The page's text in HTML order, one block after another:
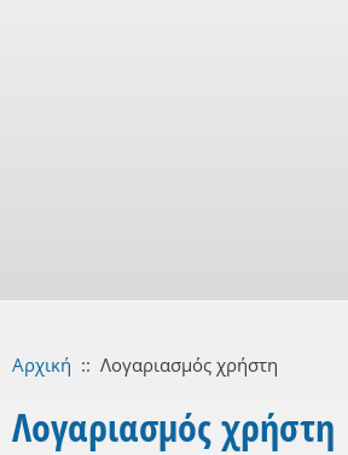
Αρχική :: Λογαριασμός χρήστη
Λογαριασμός χρήστη